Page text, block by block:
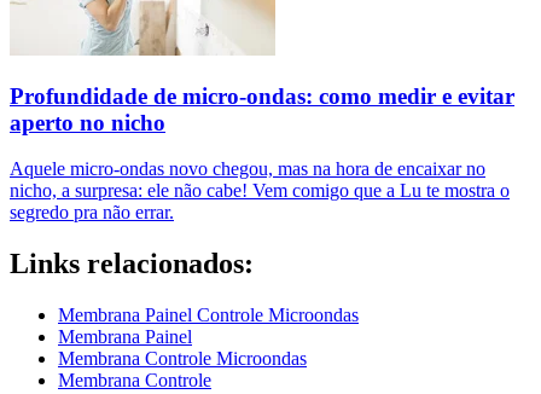
Profundidade de micro-ondas: como medir e evitar
aperto no nicho
Aquele micro-ondas novo chegou, mas na hora de encaixar no
nicho, a surpresa: ele não cabe! Vem comigo que a Lu te mostra o
segredo pra não errar.
Links relacionados:
Membrana Painel Controle Microondas
Membrana Painel
Membrana Controle Microondas
Membrana Controle